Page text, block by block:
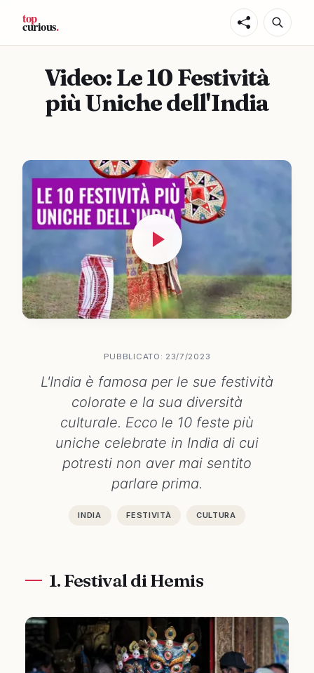
Video: Le 10 Festività
più Uniche dell'India
PUBBLICATO: 23/7/2023
L'India è famosa per le sue festività
colorate e la sua diversità
culturale. Ecco le 10 feste più
uniche celebrate in India di cui
potresti non aver mai sentito
parlare prima.
INDIA FESTIVITÀ CULTURA
1. Festival di Hemis